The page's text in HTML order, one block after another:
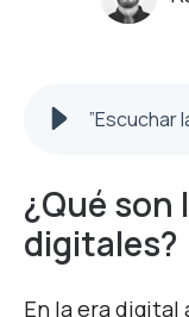
”Escuchar
¿Qué son
digitales?
En la era digital